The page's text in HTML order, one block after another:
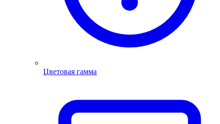
Цветовая гамма